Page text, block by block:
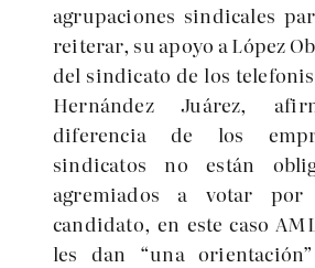
agrupaciones sindicales
reiterar, su apoyo a López
del sindicato de los
Hernández Juárez,
diferencia de los
sindicatos no están
agremiados a votar por
candidato, en este caso
les dan “una